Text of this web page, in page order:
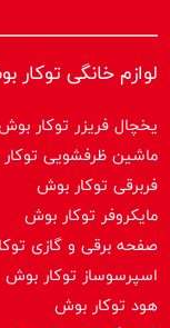
لوازم خانگی توکار
یخچال فریزر توکار
ماشین ظرفشویی
فربرقی توکار بوش
مایکروفر توکار بوش
صفحه برقی و گازی
اسپرسوساز توكار بوش
هود توکار بوش